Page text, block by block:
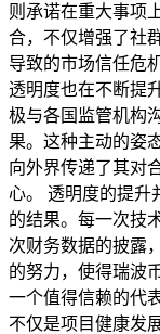
则承诺在重大事项
合，不仅增强了社
导致的市场信任危
透明度也在不断提
极与各国监管机构
果。这种主动的姿
向外界传递了其对
心。 透明度的提升
的结果。每一次技
次财务数据的披露
的努力，使得瑞波
一个值得信赖的代
不仅是项目健康发